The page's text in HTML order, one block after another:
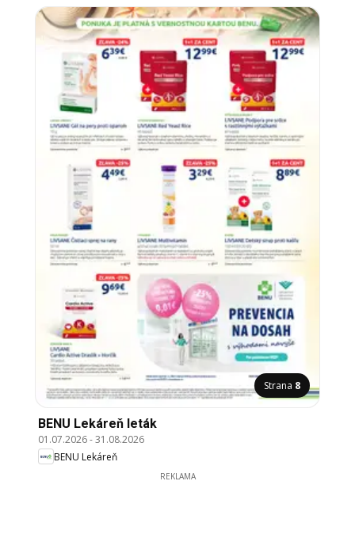
Strana 8
BENU Lekáreň leták
01.07.2026-31.08.2026
BENU Lekáreň
REKLAMA